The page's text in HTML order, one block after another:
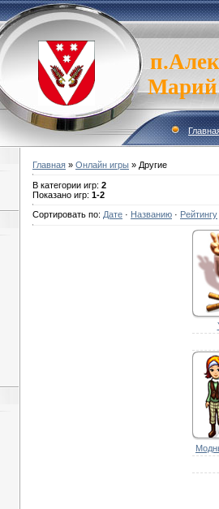
Главная » Онлайн игры » Другие
В категории игр: 2
Показано игр: 1-2
Сортировать по: Дате · Названию · Рейтингу